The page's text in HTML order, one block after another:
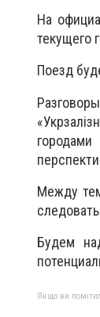
На
текущего
Поезд
Между
Будем
Якщо ви